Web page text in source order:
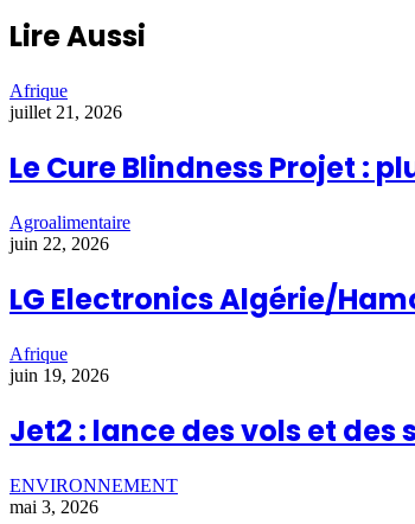
Lire Aussi
Afrique
juillet 21, 2026
Le Cure Blindness Projet :
Agroalimentaire
juin 22, 2026
LG Electronics Algérie/
Afrique
juin 19, 2026
Jet2 : lance des vols et des
ENVIRONNEMENT
mai 3, 2026